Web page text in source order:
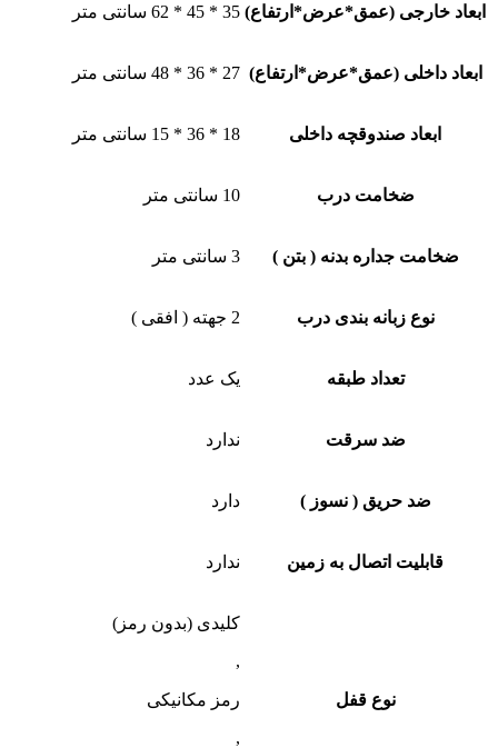
ابعاد خارجی (عمق*عرض*ارتفاع) 35 * 45 * 62 سانتی متر
ابعاد داخلی (عمق*عرض*ارتفاع) 27 * 36 * 48 سانتی متر
ابعاد صندوقچه داخلی 18 * 36 * 15 سانتی متر
ضخامت درب 10 سانتی متر
ضخامت جداره بدنه ( بتن ) 3 سانتی متر
نوع زبانه بندی درب 2 جهته ( افقی )
تعداد طبقه یک عدد
ضد سرقت ندارد
ضد حریق ( نسوز ) دارد
قابلیت اتصال به زمین ندارد
نوع قفل
کلیدی (بدون رمز)
,
رمز مکانیکی
,